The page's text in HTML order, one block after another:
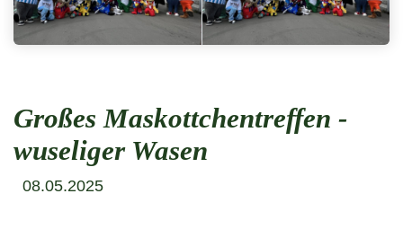
Großes Maskottchentreffen -
wuseliger Wasen
08.05.2025